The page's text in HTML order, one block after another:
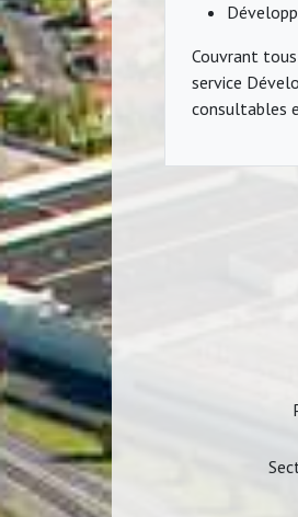
Couvrant
service
consultables